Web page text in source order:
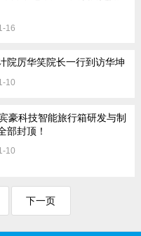
16
院厉华笑院长一行到访华坤
10
豪科技智能旅行箱研发与制
部封顶！
10
下一页